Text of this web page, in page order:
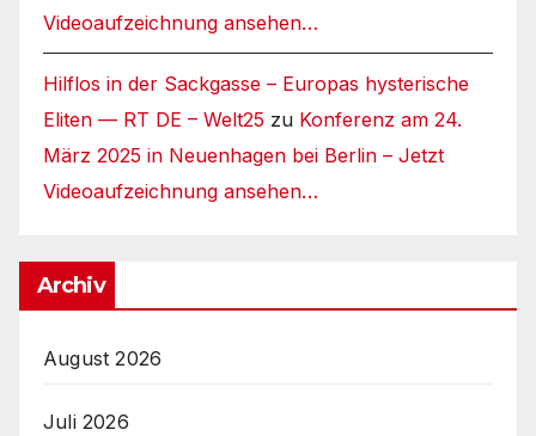
Videoaufzeichnung ansehen…
Hilflos in der Sackgasse – Europas hysterische
Eliten — RT DE – Welt25 zu Konferenz am 24.
März 2025 in Neuenhagen bei Berlin – Jetzt
Videoaufzeichnung ansehen…
Archiv
August 2026
Juli 2026